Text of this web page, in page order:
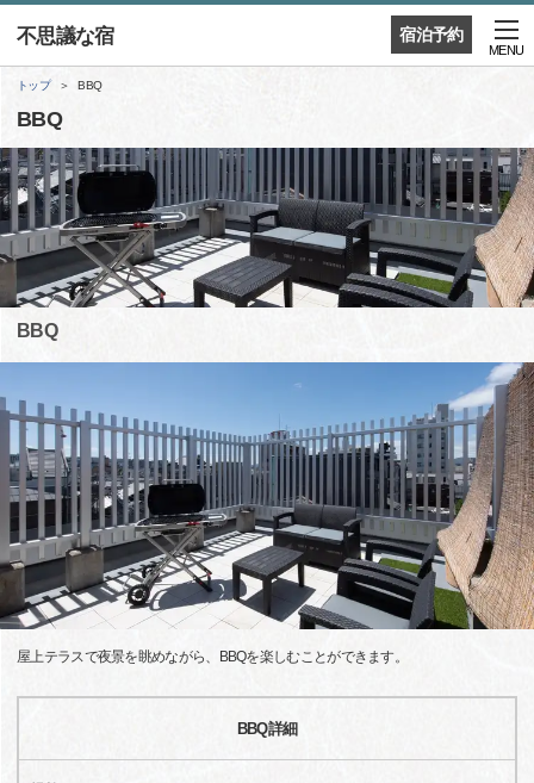
宿泊予約
不思議な宿
MENU
トップ BBQ
BBQ
BBQ
屋上テラスで夜景を眺めながら、BBQを楽しむことができます。
BBQ詳細